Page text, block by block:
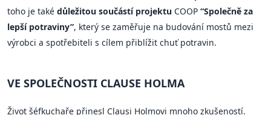
toho je také důležitou součástí projektu COOP “Společně za
lepší potraviny”, který se zaměřuje na budování mostů mezi
výrobci a spotřebiteli s cílem přiblížit chuť potravin.
VE SPOLEČNOSTI CLAUSE HOLMA
Život šéfkuchaře přinesl Clausi Holmovi mnoho zkušeností.